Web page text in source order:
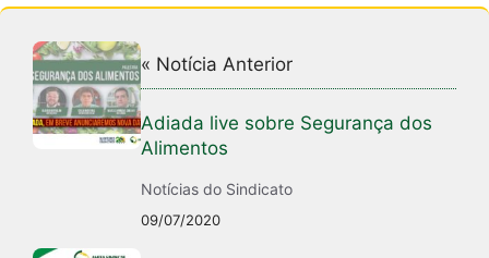
« Notícia Anterior
Adiada live sobre Segurança dos
Alimentos
Notícias do Sindicato
09/07/2020